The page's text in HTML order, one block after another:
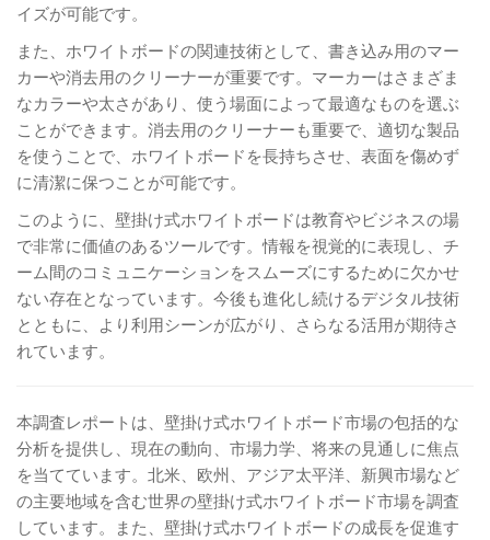
イズが可能です。
また、ホワイトボードの関連技術として、書き込み用のマー
カーや消去用のクリーナーが重要です。マーカーはさまざま
なカラーや太さがあり、使う場面によって最適なものを選ぶ
ことができます。消去用のクリーナーも重要で、適切な製品
を使うことで、ホワイトボードを長持ちさせ、表面を傷めず
に清潔に保つことが可能です。
このように、壁掛け式ホワイトボードは教育やビジネスの場
で非常に価値のあるツールです。情報を視覚的に表現し、チ
ーム間のコミュニケーションをスムーズにするために欠かせ
ない存在となっています。今後も進化し続けるデジタル技術
とともに、より利用シーンが広がり、さらなる活用が期待さ
れています。
本調査レポートは、壁掛け式ホワイトボード市場の包括的な
分析を提供し、現在の動向、市場力学、将来の見通しに焦点
を当てています。北米、欧州、アジア太平洋、新興市場など
の主要地域を含む世界の壁掛け式ホワイトボード市場を調査
しています。また、壁掛け式ホワイトボードの成長を促進す